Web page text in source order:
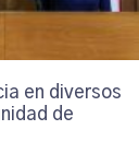
en diversos
de